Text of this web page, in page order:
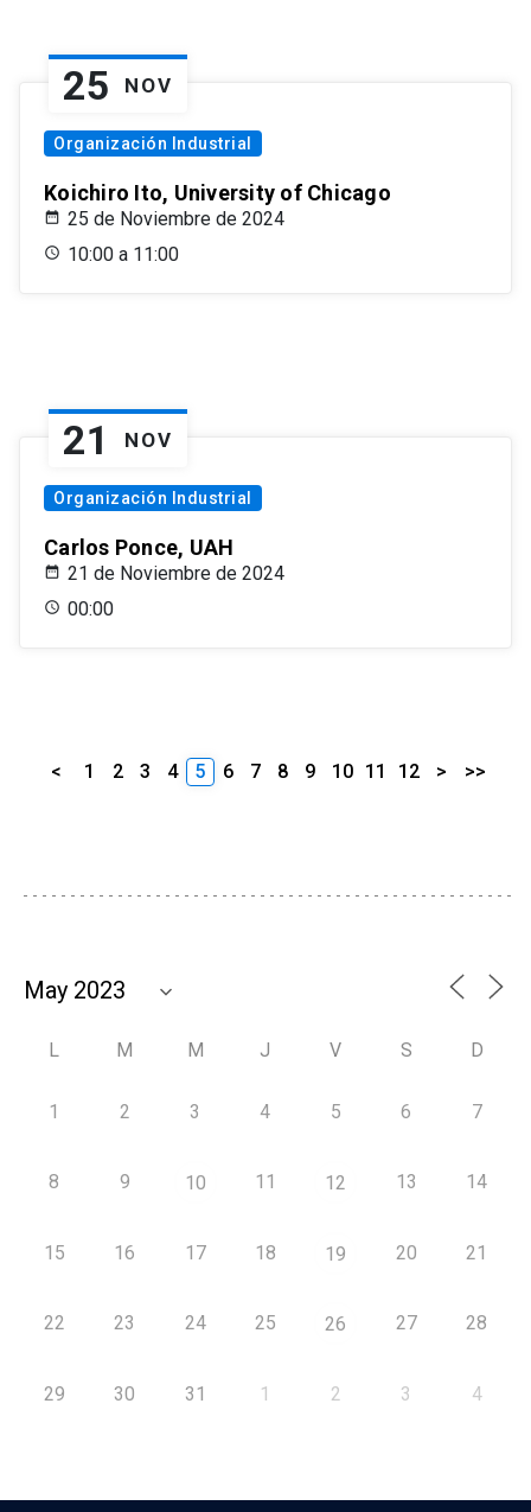
25 NOV
Organización Industrial
Koichiro Ito, University of Chicago
25 de Noviembre de 2024
10:00 a 11:00
21 NOV
Organización Industrial
Carlos Ponce, UAH
21 de Noviembre de 2024
00:00
< 1 2 3 4 5 6 7 8 9 10 11 12 > >>
L M M J V S D
1 2 3 4 5 6 7
8 9 10 11 12 13 14
15 16 17 18 19 20 21
22 23 24 25 26 27 28
29 30 31 1 2 3 4